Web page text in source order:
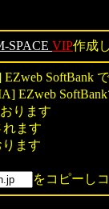
SPACE VIP作成
SoftBank
EZweb
ります
ます
ます
をコピーし